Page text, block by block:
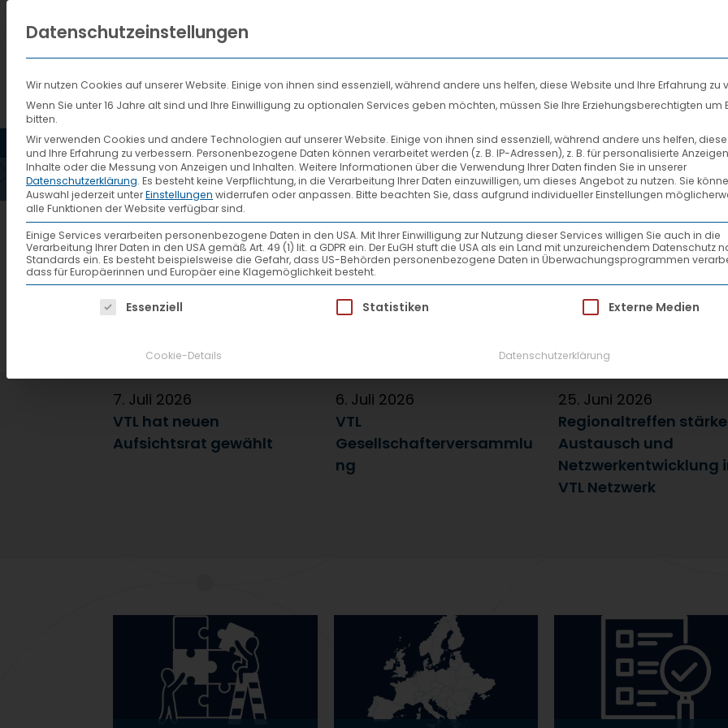
HOME AKTUELLES VTL DIENSTLEISTUNGEN SYSTEMPARTNER
AKTUELLES
Zum Presseartikel
Zum Presseartikel
7. Juli 2026
VTL hat neuen
Aufsichtsrat gewählt
6. Juli 2026
VTL
Gesellschafterversammlu
ng
25. Juni 2026
Regionaltreffen
Austausch und
Netzwerkentwicklung
VTL Netzwerk
Datenschutzeinstellungen
Wir nutzen Cookies auf unserer Website. Einige von ihnen sind essenziell, während andere uns helfen, diese Website und Ihre Erfahrung zu
Wenn Sie unter 16 Jahre alt sind und Ihre Einwilligung zu optionalen Services geben möchten, müssen Sie Ihre Erziehungsberechtigten um
bitten.
Wir verwenden Cookies und andere Technologien auf unserer Website. Einige von ihnen sind essenziell, während andere uns helfen,
und Ihre Erfahrung zu verbessern. Personenbezogene Daten können verarbeitet werden (z. B. IP-Adressen), z. B. für personalisierte
Inhalte oder die Messung von Anzeigen und Inhalten. Weitere Informationen über die Verwendung Ihrer Daten finden Sie in unserer
Datenschutzerklärung. Es besteht keine Verpflichtung, in die Verarbeitung Ihrer Daten einzuwilligen, um dieses Angebot zu nutzen. Sie
Auswahl jederzeit unterEinstellungen widerrufen oder anpassen. Bitte beachten Sie, dass aufgrund individueller Einstellungen
alle Funktionen der Website verfügbar sind.
Einige Services verarbeiten personenbezogene Daten in den USA. Mit Ihrer Einwilligung zur Nutzung dieser Services willigen Sie auch in die
Verarbeitung Ihrer Daten in den USA gemäß Art. 49 (1) lit. a GDPR ein. Der EuGH stuft die USA als ein Land mit unzureichendem Datenschutz
Standards ein. Es besteht beispielsweise die Gefahr, dass US-Behörden personenbezogene Daten in Überwachungsprogrammen
dass für Europäerinnen und Europäer eine Klagemöglichkeit besteht.
Es folgt eine Liste der Service-Gruppen, für die eine Einwilligung erteilt werden
Essenziell Statistiken Externe Medien
Cookie-Details Datenschutzerklärung